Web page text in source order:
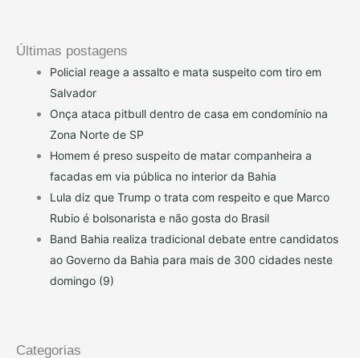
Últimas postagens
Policial reage a assalto e mata suspeito com tiro em
Salvador
Onça ataca pitbull dentro de casa em condomínio na
Zona Norte de SP
Homem é preso suspeito de matar companheira a
facadas em via pública no interior da Bahia
Lula diz que Trump o trata com respeito e que Marco
Rubio é bolsonarista e não gosta do Brasil
Band Bahia realiza tradicional debate entre candidatos
ao Governo da Bahia para mais de 300 cidades neste
domingo (9)
Categorias